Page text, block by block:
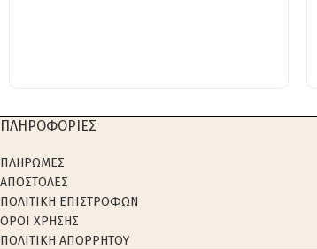
ΠΛΗΡΟΦΟΡΙΕΣ
ΠΛΗΡΩΜΕΣ
ΑΠΟΣΤΟΛΕΣ
ΠΟΛΙΤΙΚΗ ΕΠΙΣΤΡΟΦΩΝ
ΟΡΟΙ ΧΡΗΣΗΣ
ΠΟΛΙΤΙΚΗ ΑΠΟΡΡΗΤΟΥ